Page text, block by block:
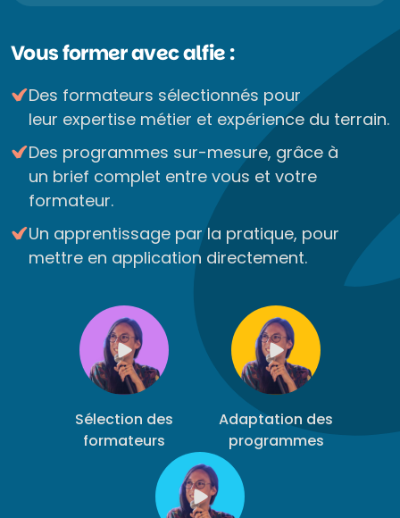
Vous former avec alfie :
Des formateurs sélectionnés pour
leur expertise métier et expérience du terrain.
Des programmes sur-mesure, grâce à
un brief complet entre vous et votre
formateur.
Un apprentissage par la pratique, pour
mettre en application directement.
Sélection des
formateurs
Adaptation des
programmes